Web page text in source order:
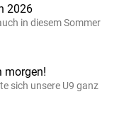
2026
in diesem Sommer
morgen!
sich unsere U9 ganz